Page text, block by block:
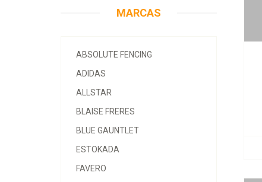
MARCAS
ABSOLUTE FENCING
ADIDAS
ALLSTAR
BLAISE FRERES
BLUE GAUNTLET
ESTOKADA
FAVERO